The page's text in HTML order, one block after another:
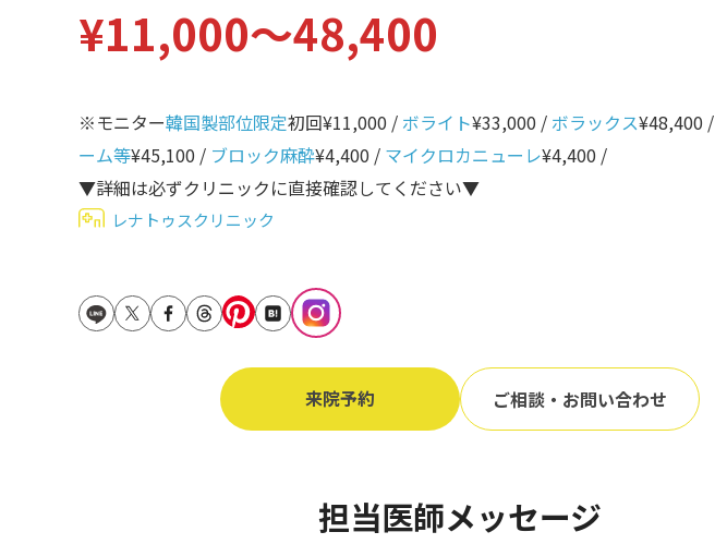
60代
80代
90代
Region
東京
名古屋
仙台
¥11,000〜48,400
※モニター韓国製部位限定初回¥11,000 / ボライト¥33,000 / ボラックス¥48,400 /
ーム等¥45,100 / ブロック麻酔¥4,400 / マイクロカニューレ¥4,400 /
▼詳細は必ずクリニックに直接確認してください▼
レナトゥスクリニック
来院予約 ご相談・お問い合わせ
担当医師メッセージ